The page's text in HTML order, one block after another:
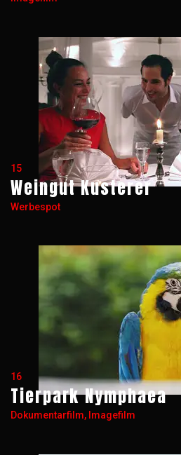
15
Weingut Kusterer
Werbespot
16
Tierpark Nymphaea
Dokumentarfilm, Imagefilm